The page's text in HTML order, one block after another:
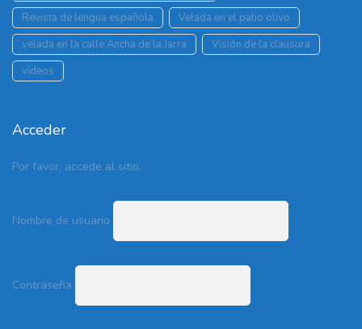
Revista de lengua española
Velada en el patio olivo
velada en la calle Ancha de la Jarra
Visión de la clausura
vídeos
Acceder
Por favor, accede al sitio.
Nombre de usuario
Contraseña